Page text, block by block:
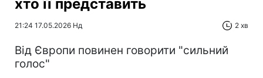
хто її представить
21:24 17.05.2026 Нд 2 хв
Від Європи повинен говорити "сильний
голос"